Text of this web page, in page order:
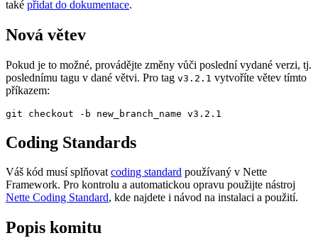
také přidat do dokumentace.
Nová větev
Pokud je to možné, provádějte změny vůči poslední vydané verzi, tj.
poslednímu tagu v dané větvi. Pro tag v3.2.1 vytvoříte větev tímto
příkazem:
Coding Standards
Váš kód musí splňovatcoding standard používaný v Nette
Framework. Pro kontrolu a automatickou opravu použijte nástroj
Nette Coding Standard, kde najdete i návod na instalaci a použití.
Popis komitu